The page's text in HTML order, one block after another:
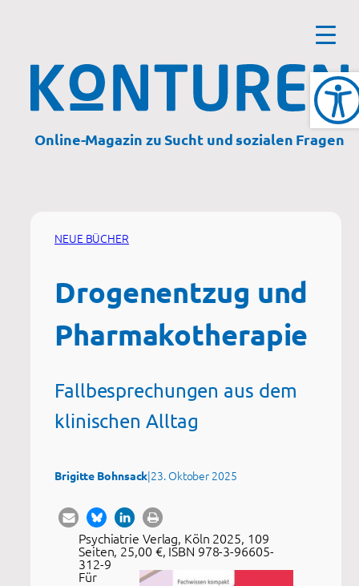
Online-Magazin zu Sucht und sozialen Fragen
NEUE BÜCHER
Drogenentzug und
Pharmakotherapie
Fallbesprechungen aus dem
klinischen Alltag
Brigitte Bohnsack|23. Oktober 2025
Psychiatrie Verlag, Köln 2025, 109
Seiten, 25,00 €, ISBN 978-3-96605-
312-9
Für